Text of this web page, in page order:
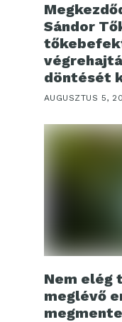
Sándor
döntését
AUGUSZTUS 5,
Nem elég
meglévő